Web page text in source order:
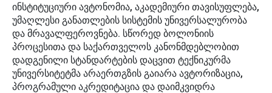
ინსტიტუციური ავტონომია, აკადემიური თავისუფლება,
უმაღლესი განათლების სისტემის უნივერსალურობა
და მრავალფეროვნება. სწორედ ბოლონიის
პროცესითა და საქართველოს კანონმდებლობით
დადგენილი სტანდარტების დაცვით ტექნიკურმა
უნივერსიტეტმა არაერთგზის გაიარა ავტორიზაცია,
პროგრამული აკრედიტაცია და დაიმკვიდრა